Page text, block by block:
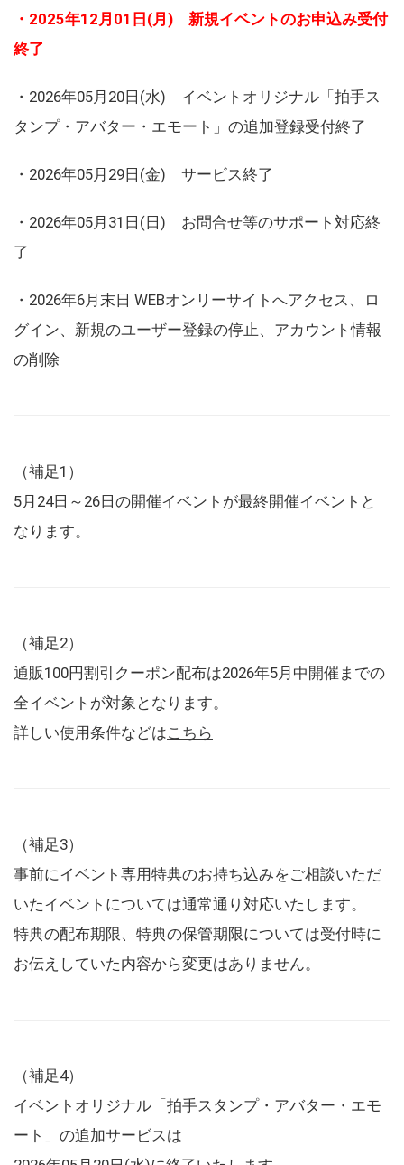
・2025年12月01日(月) 新規イベントのお申込み受付
終了
・2026年05月20日(水) イベントオリジナル「拍手ス
タンプ・アバター・エモート」の追加登録受付終了
・2026年05月29日(金) サービス終了
・2026年05月31日(日) お問合せ等のサポート対応終
了
・2026年6月末日 WEBオンリーサイトへアクセス、ロ
グイン、新規のユーザー登録の停止、アカウント情報
の削除
（補足1）
5月24日～26日の開催イベントが最終開催イベントと
なります。
（補足2）
通販100円割引クーポン配布は2026年5月中開催までの
全イベントが対象となります。
詳しい使用条件などはこちら
（補足3）
事前にイベント専用特典のお持ち込みをご相談いただ
いたイベントについては通常通り対応いたします。
特典の配布期限、特典の保管期限については受付時に
お伝えしていた内容から変更はありません。
（補足4）
イベントオリジナル「拍手スタンプ・アバター・エモ
ート」の追加サービスは